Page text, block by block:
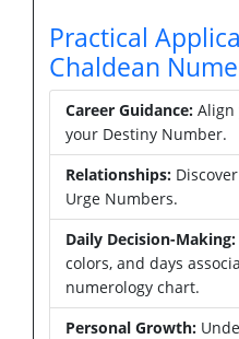
Practical
Chaldean
Career Guidance: Align
your Destiny Number.
Relationships:
Urge Numbers.
Daily Decision-Making:
colors, and days
numerology chart.
Personal Growth: